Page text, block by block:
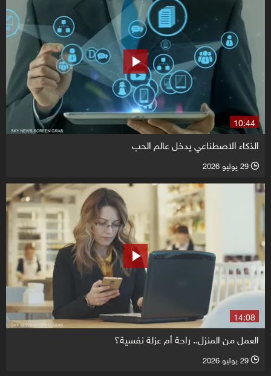
10:44
الذكاء الاصطناعي يدخل عالم الحب
l 29 يوليو 2026
14:08
العمل من المنزل.. راحة أم عزلة نفسية؟
l 29 يوليو 2026